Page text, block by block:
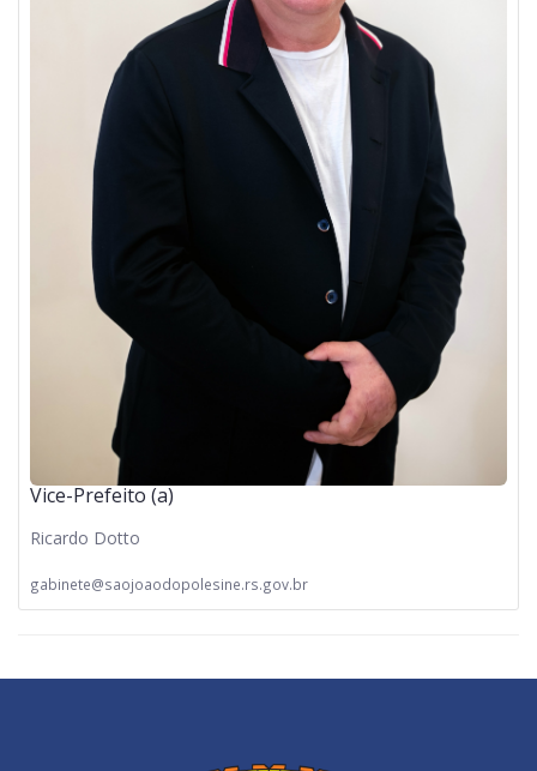
Vice-Prefeito (a)
Ricardo Dotto
gabinete@saojoaodopolesine.rs.gov.br